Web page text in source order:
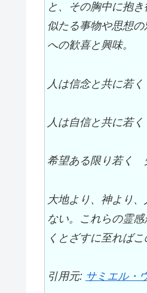
と、その胸中に抱
似たる事物や思想
への歓喜と興味。
人は信念と共に若
人は自信と共に若
希望ある限り若く
大地より、神より
ない。これらの霊
くとざすに至れば
引用元: サミエル・